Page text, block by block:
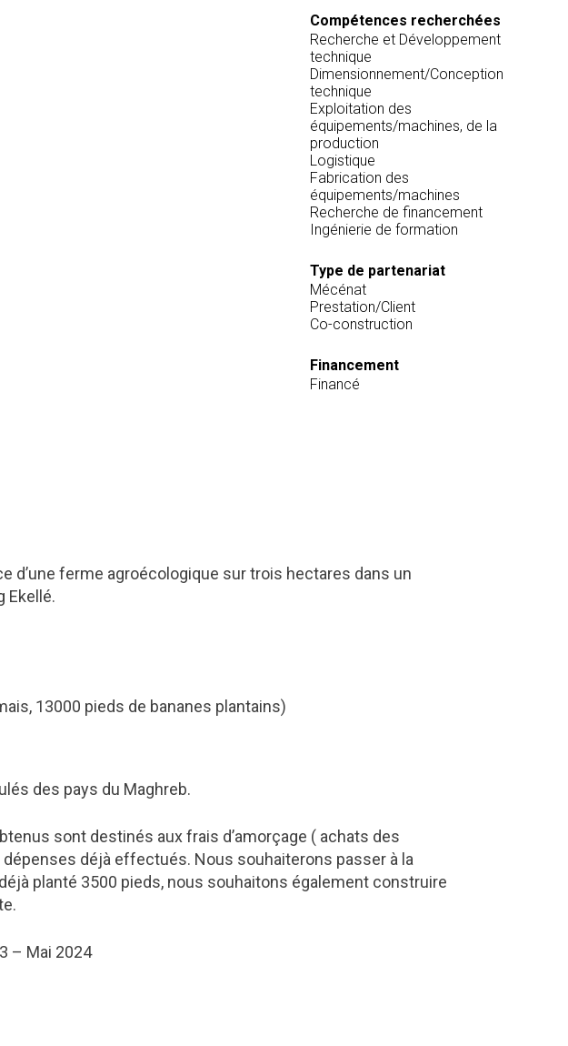
Compétences recherchées
Recherche et Développement
technique
Dimensionnement/Conception
technique
Exploitation des
équipements/machines, de la
production
Logistique
Fabrication des
équipements/machines
Recherche de financement
Ingénierie de formation
Type de partenariat
Mécénat
Prestation/Client
Co-construction
Financement
Financé
d’une ferme agroécologique sur trois hectares dans un
Ekellé.
13000 pieds de bananes plantains)
des pays du Maghreb.
sont destinés aux frais d’amorçage ( achats des
déjà effectués. Nous souhaiterons passer à la
planté 3500 pieds, nous souhaitons également construire
– Mai 2024